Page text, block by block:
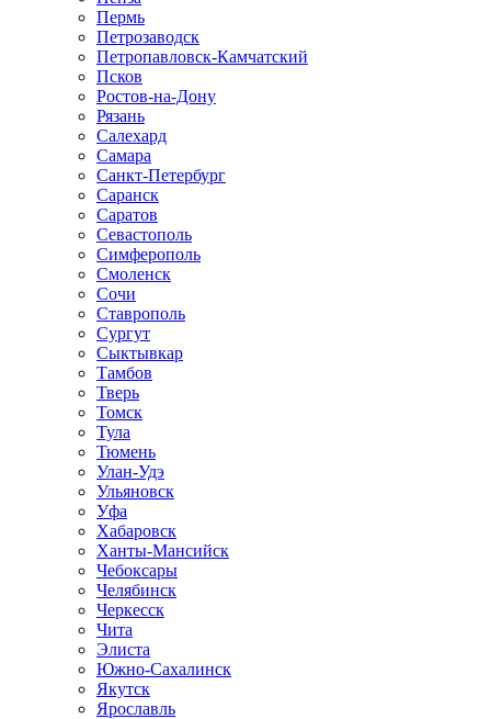
Пермь
Петрозаводск
Петропавловск-Камчатский
Псков
Ростов-на-Дону
Рязань
Салехард
Самара
Санкт-Петербург
Саранск
Саратов
Севастополь
Симферополь
Смоленск
Сочи
Ставрополь
Сургут
Сыктывкар
Тамбов
Тверь
Томск
Тула
Тюмень
Улан-Удэ
Ульяновск
Уфа
Хабаровск
Ханты-Мансийск
Чебоксары
Челябинск
Черкесск
Чита
Элиста
Южно-Сахалинск
Якутск
Ярославль